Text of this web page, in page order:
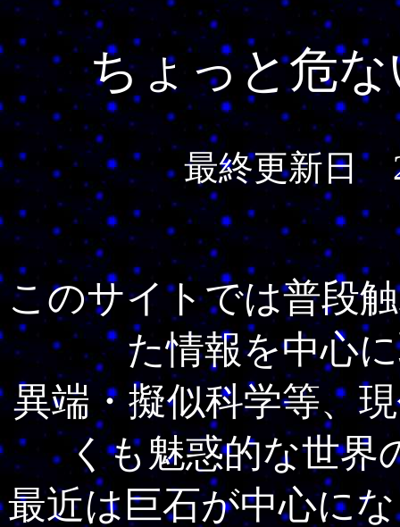
ちょっと危
最終更新日
このサイトでは普段
た情報を中心
異端・擬似科学等、
くも魅惑的な世界
最近は巨石が中心に